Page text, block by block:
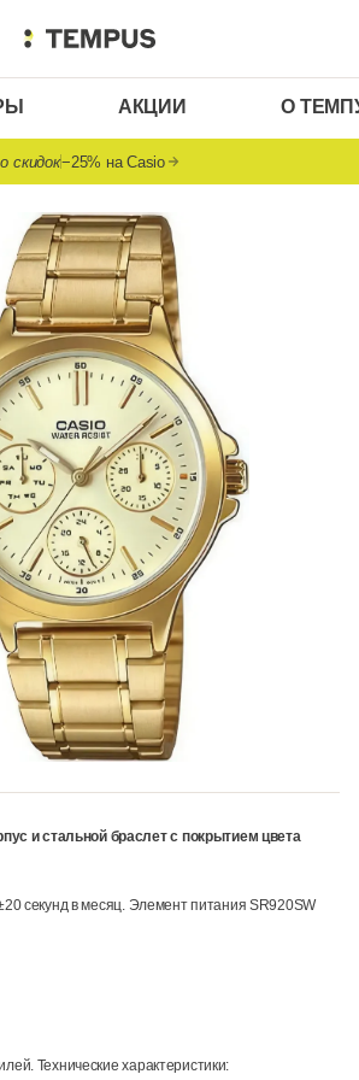
АКЦИИ О
скидок−25% на Casio
корпус и стальной браслет с
не более ±20 секунд в месяц. Элемент